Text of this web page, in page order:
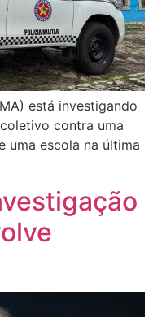
está investigando
contra uma
uma escola na última